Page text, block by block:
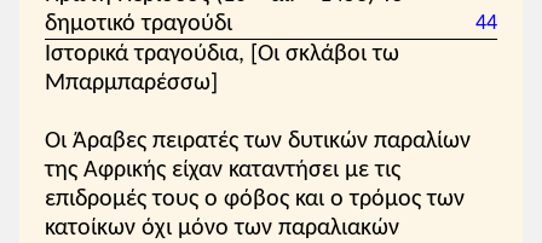
δημοτικό τραγούδι
44
Ιστορικά τραγούδια, [Οι σκλάβοι τω
Μπαρμπαρέσσω]
Οι Άραβες πειρατές των δυτικών παραλίων
της Αφρικής είχαν καταντήσει με τις
επιδρομές τους ο φόβος και ο τρόμος των
κατοίκων όχι μόνο των παραλιακών